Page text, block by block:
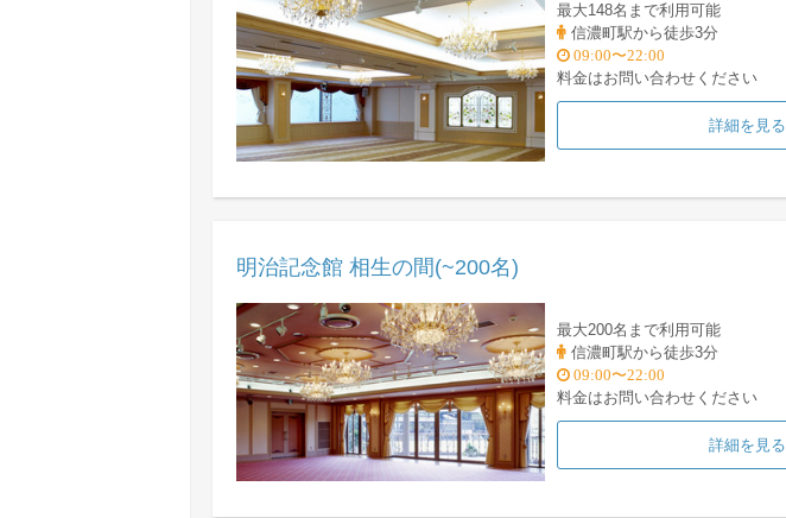
最大148名まで利用可能
信濃町駅から徒歩3分
09:00〜22:00
料金はお問い合わせください
詳細を見る
明治記念館 相生の間(~200名)
最大200名まで利用可能
信濃町駅から徒歩3分
09:00〜22:00
料金はお問い合わせください
詳細を見る